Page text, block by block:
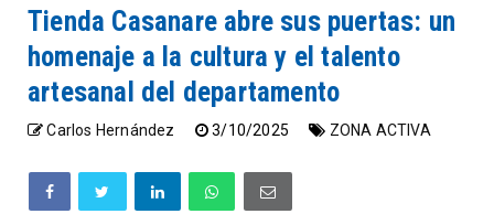
Tienda Casanare abre sus puertas: un
homenaje a la cultura y el talento
artesanal del departamento
Carlos Hernández 3/10/2025 ZONA ACTIVA